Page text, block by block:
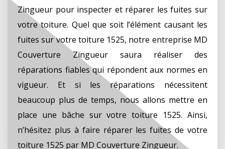
Zingueur pour inspecter et réparer les fuites sur
votre toiture. Quel que soit l’élément causant les
fuites sur votre toiture 1525, notre entreprise MD
Couverture Zingueur saura réaliser des
réparations fiables qui répondent aux normes en
vigueur. Et si les réparations nécessitent
beaucoup plus de temps, nous allons mettre en
place une bâche sur votre toiture 1525. Ainsi,
n’hésitez plus à faire réparer les fuites de votre
toiture 1525 par MD Couverture Zingueur.